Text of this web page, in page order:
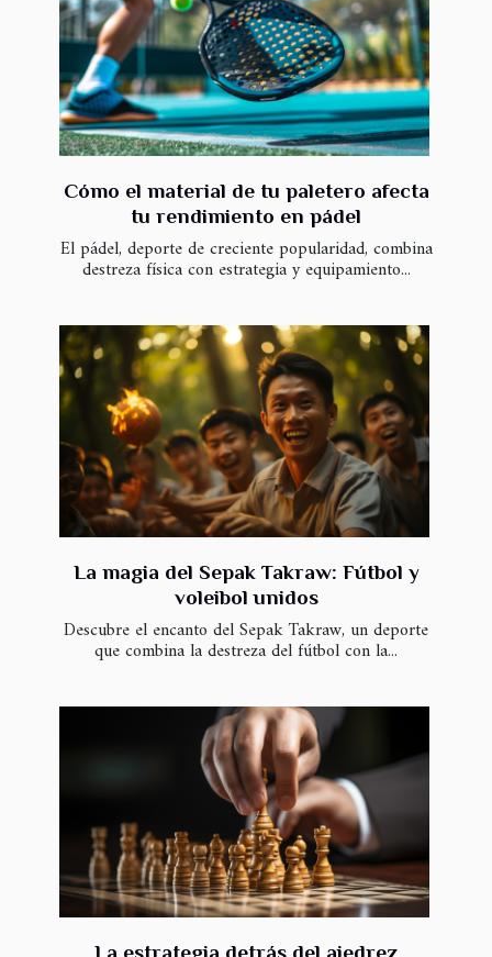
Cómo el material de tu paletero afecta
tu rendimiento en pádel
El pádel, deporte de creciente popularidad, combina
destreza física con estrategia y equipamiento...
La magia del Sepak Takraw: Fútbol y
voleibol unidos
Descubre el encanto del Sepak Takraw, un deporte
que combina la destreza del fútbol con la...
La estrategia detrás del ajedrez